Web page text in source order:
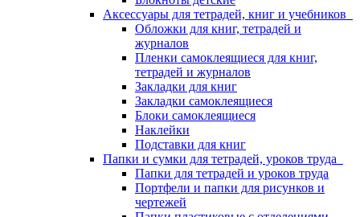
Аксессуары для тетрадей, книг и учебников
Обложки для книг, тетрадей и
журналов
Пленки самоклеящиеся для книг,
тетрадей и журналов
Закладки для книг
Закладки самоклеящиеся
Блоки самоклеящиеся
Наклейки
Подставки для книг
Папки и сумки для тетрадей, уроков труда
Папки для тетрадей и уроков труда
Портфели и папки для рисунков и
чертежей